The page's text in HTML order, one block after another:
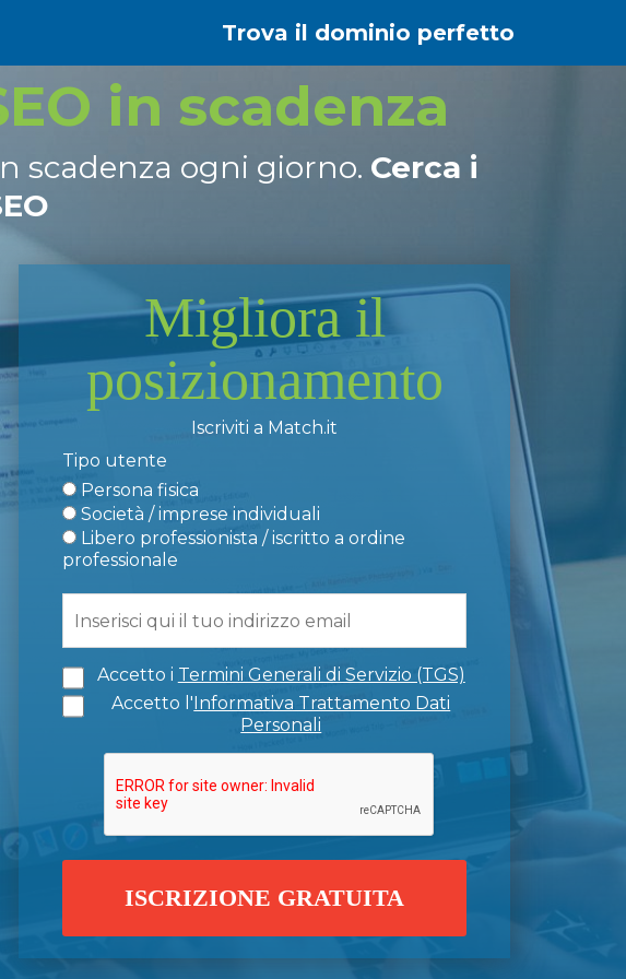
Trova il dominio perfetto
in scadenza
scadenza ogni giorno. Cerca i
Migliora il
posizionamento
Iscriviti a Match.it
Tipo utente
Persona fisica
Società / imprese individuali
Libero professionista / iscritto a ordine
professionale
Accetto i Termini Generali di Servizio (TGS)
Accetto l'Informativa Trattamento Dati
Personali